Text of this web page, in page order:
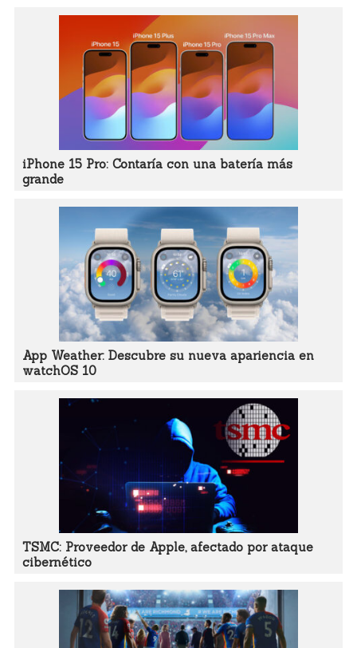
iPhone 15 Pro: Contaría con una batería más
grande
App Weather: Descubre su nueva apariencia en
watchOS 10
TSMC: Proveedor de Apple, afectado por ataque
cibernético